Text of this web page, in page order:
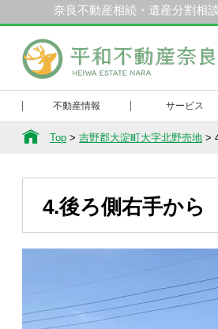
奈良不動産相続・遺産分割相
和不動産奈良
不動産情報 サービス
Top > 吉野郡大淀町大字北野売地 >
4.後ろ側右手から